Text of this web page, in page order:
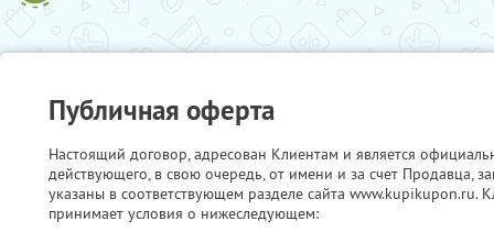
Публичная оферта
Настоящий договор, адресован Клиентам и является
действующего, в свою очередь, от имени и за счет Продавца,
указаны в соответствующем разделе сайта www.kupikupon.ru.
принимает условия о нижеследующем: